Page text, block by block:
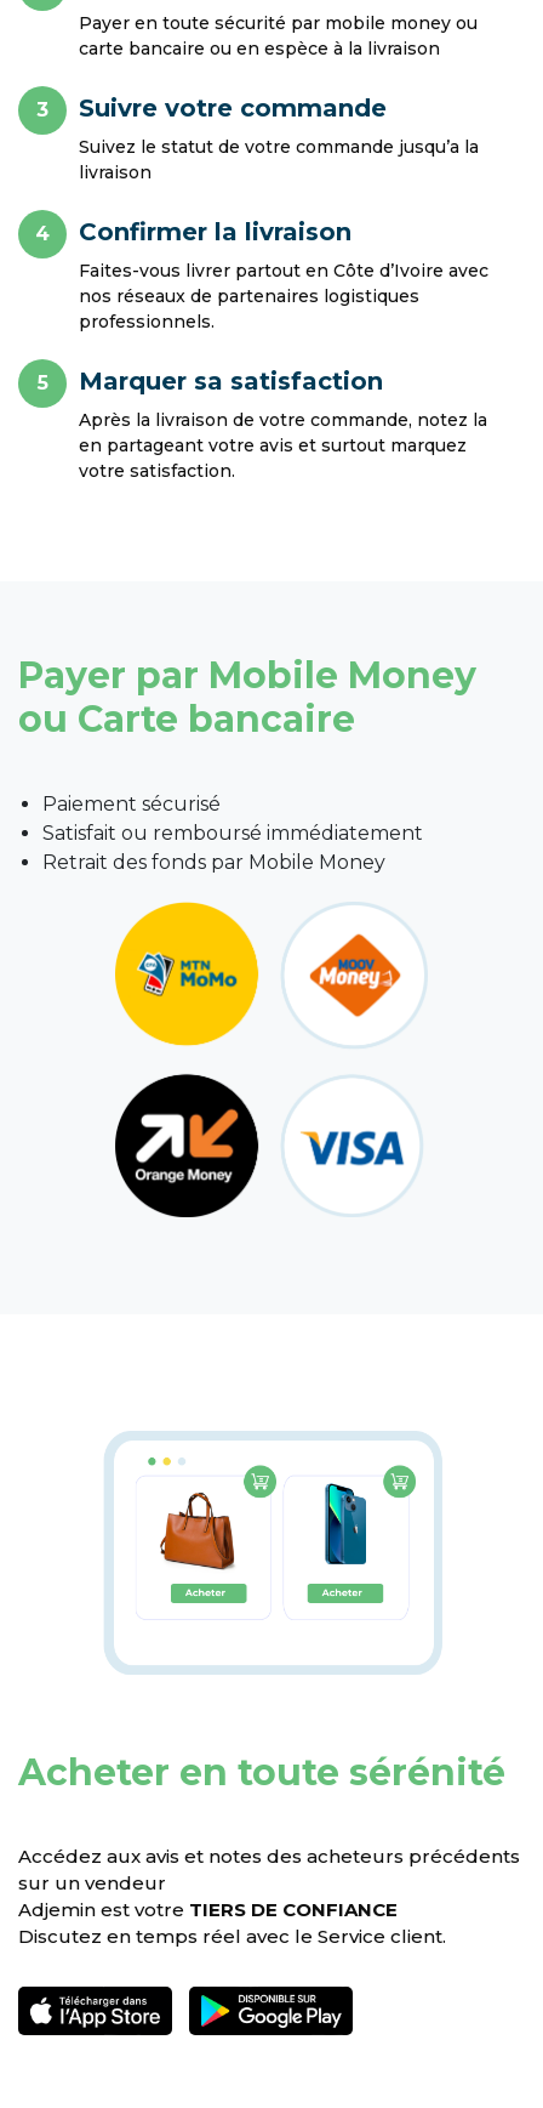
Payer en toute sécurité par mobile money ou
carte bancaire ou en espèce à la livraison
3 Suivre votre commande
Suivez le statut de votre commande jusqu’a la
livraison
4 Confirmer la livraison
Faites-vous livrer partout en Côte d’Ivoire avec
nos réseaux de partenaires logistiques
professionnels.
5 Marquer sa satisfaction
Après la livraison de votre commande, notez la
en partageant votre avis et surtout marquez
votre satisfaction.
Payer par Mobile Money
ou Carte bancaire
Paiement sécurisé
Satisfait ou remboursé immédiatement
Retrait des fonds par Mobile Money
Acheter en toute sérénité
Accédez aux avis et notes des acheteurs précédents
sur un vendeur
Adjemin est votre TIERS DE CONFIANCE
Discutez en temps réel avec le Service client.